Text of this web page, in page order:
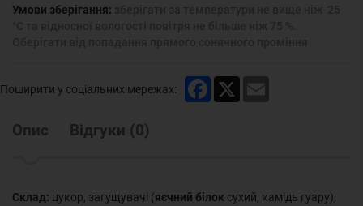
Умови зберігання:
Поширити у соціальних мережах: Facebook
Опис Відгуки (0)
Склад: цукор, загущувачі (яєчний білок сухий, камідь гуару),